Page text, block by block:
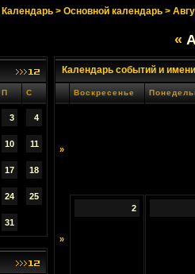
Календарь> Основной календарь>
«
П С
3 4
10 11
17 18
24 25
31
Календарь событий и
Воскресенье
»
»
2